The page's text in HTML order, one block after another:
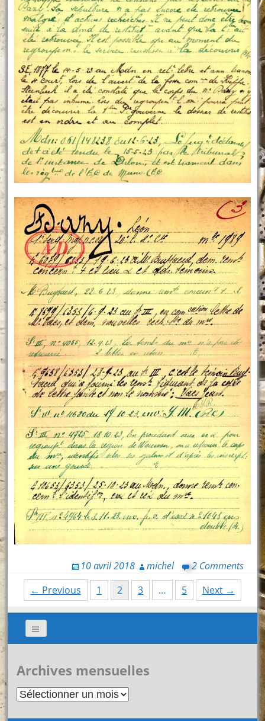
10 avril 2018 michel 2 Comments
Posts
navigation
← Previous 1 2 3 … 5 Next →
Archives mensuelles
Archives